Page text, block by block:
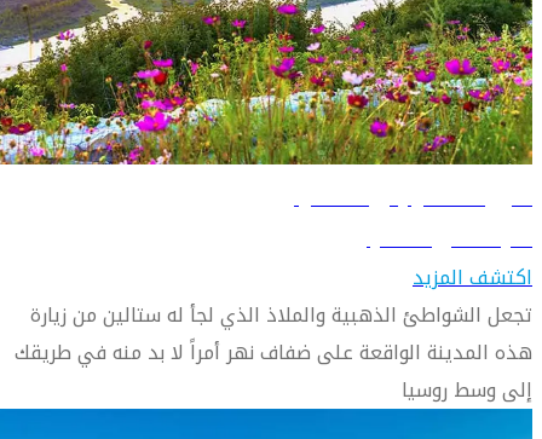
دليل السفر إلى سامارا
تعرّف على سامارا
اكتشف المزيد
تجعل الشواطئ الذهبية والملاذ الذي لجأ له ستالين من زيارة
هذه المدينة الواقعة على ضفاف نهر أمراً لا بد منه في طريقك
إلى وسط روسيا